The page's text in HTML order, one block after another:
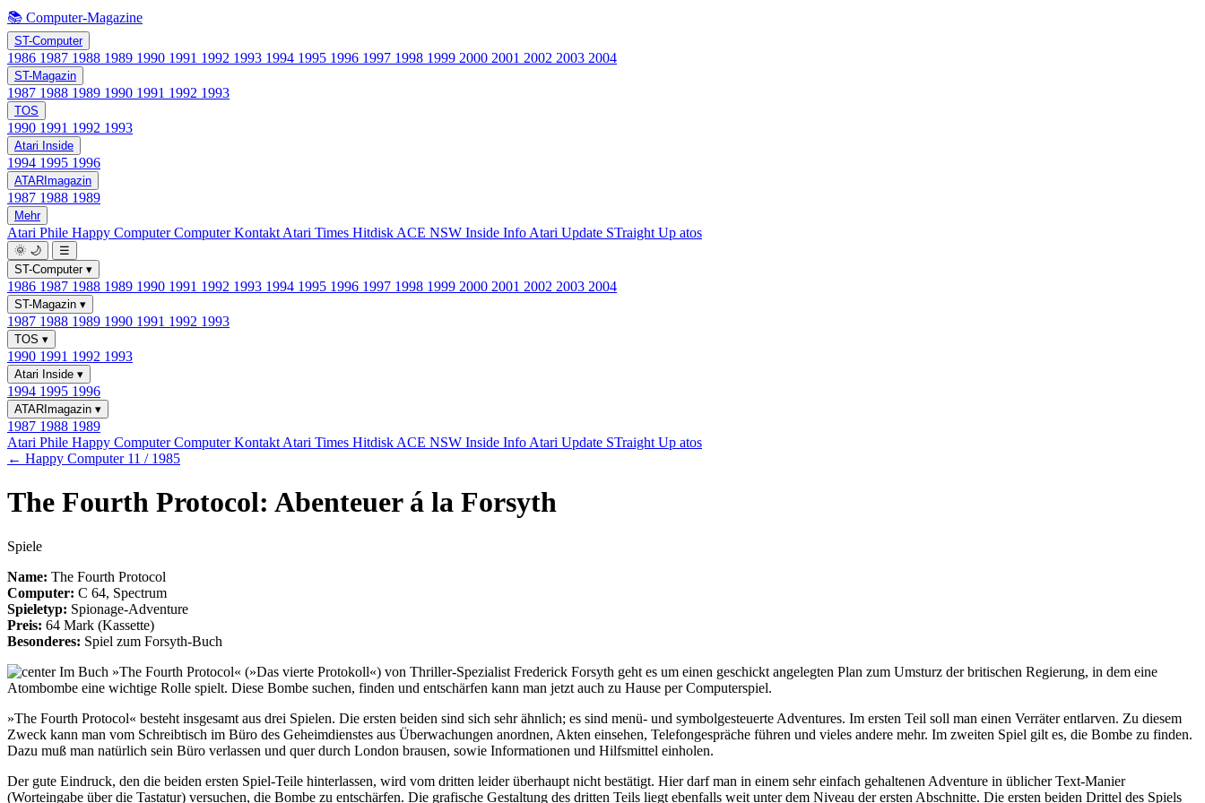
📚 Computer-Magazine
ST-Computer
1986 1987 1988 1989 1990 1991 1992 1993 1994 1995 1996 1997 1998 1999 2000 2001 2002 2003 2004
ST-Magazin
1987 1988 1989 1990 1991 1992 1993
TOS
1990 1991 1992 1993
Atari Inside
1994 1995 1996
ATARImagazin
1987 1988 1989
Mehr
Atari Phile Happy ComputerComputer Kontakt Atari Times Hitdisk ACE NSW Inside Info Atari Update STraight Up atos
🌞 🌙
☰
ST-Computer ▾
1986 1987 1988 1989 1990 1991 1992 1993 1994 1995 1996 1997 1998 1999 2000 2001 2002 2003 2004
ST-Magazin ▾
1987 1988 1989 1990 1991 1992 1993
TOS ▾
1990 1991 1992 1993
Atari Inside ▾
1994 1995 1996
ATARImagazin ▾
1987 1988 1989
Atari Phile Happy ComputerComputer Kontakt Atari Times Hitdisk ACE NSW Inside Info Atari Update STraight Up atos
← Happy Computer 11 / 1985
The Fourth Protocol: Abenteuer á la Forsyth
Spiele
Name: The Fourth Protocol
Computer: C 64, Spectrum
Spieletyp: Spionage-Adventure
Preis: 64 Mark (Kassette)
Besonderes: Spiel zum Forsyth-Buch
Im Buch »The Fourth Protocol« (»Das vierte Protokoll«) von Thriller-Spezialist Frederick Forsyth geht es um einen geschickt angelegten Plan zum Umsturz der britischen Regierung, in dem eine
Atombombe eine wichtige Rolle spielt. Diese Bombe suchen, finden und entschärfen kann man jetzt auch zu Hause per Computerspiel.
»The Fourth Protocol« besteht insgesamt aus drei Spielen. Die ersten beiden sind sich sehr ähnlich; es sind menü- und symbolgesteuerte Adventures. Im ersten Teil soll man einen Verräter entlarven. Zu diesem
Zweck kann man vom Schreibtisch im Büro des Geheimdienstes aus Überwachungen anordnen, Akten einsehen, Telefongespräche führen und vieles andere mehr. Im zweiten Spiel gilt es, die Bombe zu finden.
Dazu muß man natürlich sein Büro verlassen und quer durch London brausen, sowie Informationen und Hilfsmittel einholen.
Der gute Eindruck, den die beiden ersten Spiel-Teile hinterlassen, wird vom dritten leider überhaupt nicht bestätigt. Hier darf man in einem sehr einfach gehaltenen Adventure in üblicher Text-Manier
(Worteingabe über die Tastatur) versuchen, die Bombe zu entschärfen. Die grafische Gestaltung des dritten Teils liegt ebenfalls weit unter dem Niveau der ersten Abschnitte. Die ersten beiden Drittel des Spiels